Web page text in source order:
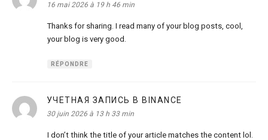
16 mai 2026 à 19 h 46 min
Thanks for sharing. I read many of your blog posts, cool,
your blog is very good.
RÉPONDRE
УЧЕТНАЯ ЗАПИСЬ В BINANCE
30 juin 2026 à 13 h 33 min
I don’t think the title of your article matches the content lol.